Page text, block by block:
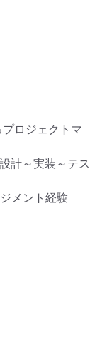
ロジェクトマ
計～実装～テス
メント経験